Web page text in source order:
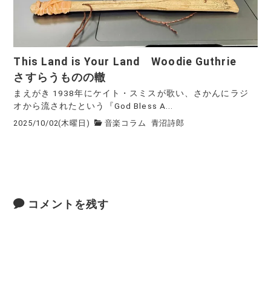
This Land is Your Land Woodie Guthrie
さすらうものの轍
まえがき 1938年にケイト・スミスが歌い、さかんにラジ
オから流されたという『God Bless A...
2025/10/02(木曜日) 音楽コラム 青沼詩郎
コメントを残す